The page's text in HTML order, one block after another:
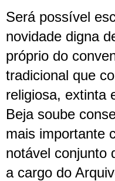
Será possível
novidade digna
próprio do
tradicional que
religiosa, extinta
Beja soube
mais importante
notável conjunto
a cargo do